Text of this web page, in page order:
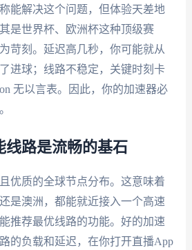
能解决这个问题，但体验天差地
是世界杯、欧洲杯这种顶级赛
苛刻。延迟高几秒，你可能就从
进球；线路不稳定，关键时刻卡
无以言表。因此，你的加速器必
线路是流畅的基石
优质的全球节点分布。这意味着
是澳洲，都能就近接入一个高速
推荐最优线路的功能。好的加速
的负载和延迟，在你打开直播App